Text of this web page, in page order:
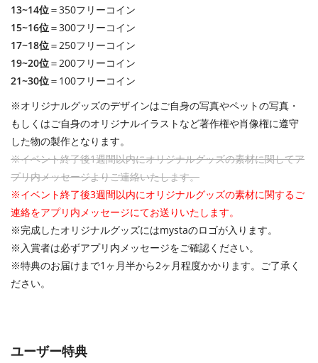
13~14位＝350フリーコイン
15~16位＝300フリーコイン
17~18位＝250フリーコイン
19~20位＝200フリーコイン
21~30位＝100フリーコイン
※オリジナルグッズのデザインはご自身の写真やペットの写真・
もしくはご自身のオリジナルイラストなど著作権や肖像権に遵守
した物の製作となります。
※イベント終了後1週間以内にオリジナルグッズの素材に関してア
プリ内メッセージよりご連絡いたします。
※イベント終了後3週間以内にオリジナルグッズの素材に関するご
連絡をアプリ内メッセージにてお送りいたします。
※完成したオリジナルグッズにはmystaのロゴが入ります。
※入賞者は必ずアプリ内メッセージをご確認ください。
※特典のお届けまで1ヶ月半から2ヶ月程度かかります。ご了承く
ださい。
ユーザー特典